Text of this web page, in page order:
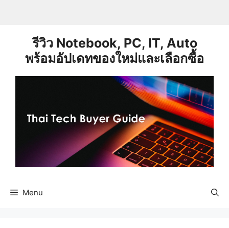
รีวิว Notebook, PC, IT, Auto
พร้อมอัปเดทของใหม่และเลือกซื้อ
Menu